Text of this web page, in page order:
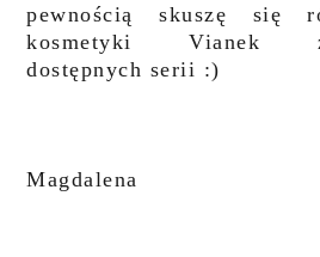
pewnością skuszę się
kosmetyki Vianek z
dostępnych serii :)
Magdalena